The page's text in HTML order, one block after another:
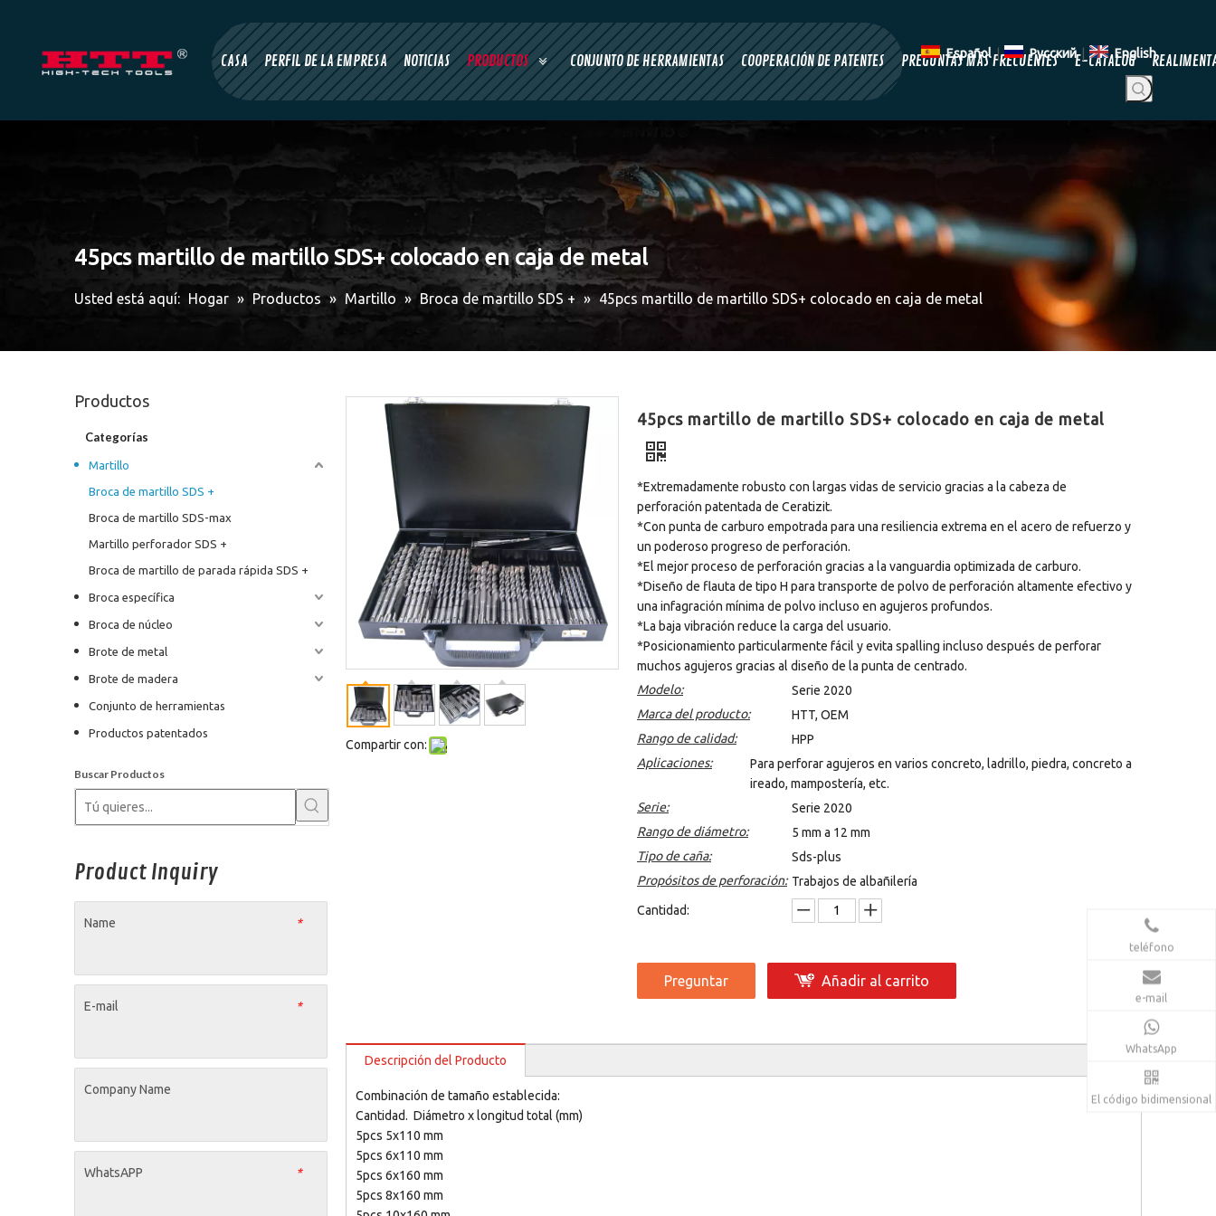
CASA PERFIL DE LA EMPRESA NOTICIAS PRODUCTOS CONJUNTO DE HERRAMIENTAS COOPERACIÓN DE PATENTES PREGUNTAS MÁS FRECUENTES E-CATALOG
Español | Pусский English
45pcs martillo de martillo SDS+ colocado en caja de metal
Usted está aquí: Hogar » Productos » Martillo » Broca de martillo SDS + » 45pcs martillo de martillo SDS+ colocado en caja de metal
Productos
Categorías
Martillo
Broca de martillo SDS +
Broca de martillo SDS-max
Martillo perforador SDS +
Broca de martillo de parada rápida SDS +
Broca específica
Broca de núcleo
Brote de metal
Brote de madera
Conjunto de herramientas
Productos patentados
Buscar Productos
Product Inquiry
*
Name
*
E-mail
Company Name
*
WhatsAPP
Compartir con:
45pcs martillo de martillo SDS+ colocado en caja de metal
*Extremadamente robusto con largas vidas de servicio gracias a la cabeza de
perforación patentada de Ceratizit.
*Con punta de carburo empotrada para una resiliencia extrema en el acero de refuerzo y
un poderoso progreso de perforación.
*El mejor proceso de perforación gracias a la vanguardia optimizada de carburo.
*Diseño de flauta de tipo H para transporte de polvo de perforación altamente efectivo y
una infagración mínima de polvo incluso en agujeros profundos.
*La baja vibración reduce la carga del usuario.
*Posicionamiento particularmente fácil y evita spalling incluso después de perforar
muchos agujeros gracias al diseño de la punta de centrado.
Modelo:
Serie 2020
Marca del producto:
HTT, OEM
Rango de calidad:
HPP
Aplicaciones:
Para perforar agujeros en varios concreto, ladrillo, piedra, concreto a
ireado, mampostería, etc.
Serie:
Serie 2020
Rango de diámetro:
5 mm a 12 mm
Tipo de caña:
Sds-plus
Propósitos de perforación: Trabajos de albañilería
Cantidad:
Preguntar Añadir al carrito
Descripción del Producto
Combinación de tamaño establecida:
Cantidad. Diámetro x longitud total (mm)
5pcs 5x110 mm
5pcs 6x110 mm
5pcs 6x160 mm
5pcs 8x160 mm
teléfono
e-mail
WhatsApp
El código bidimensional